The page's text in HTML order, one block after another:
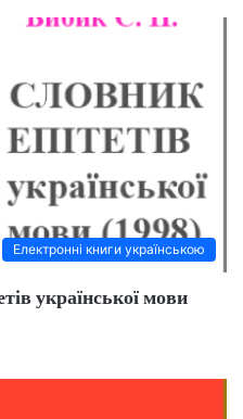
Електронні книги українською
української мови